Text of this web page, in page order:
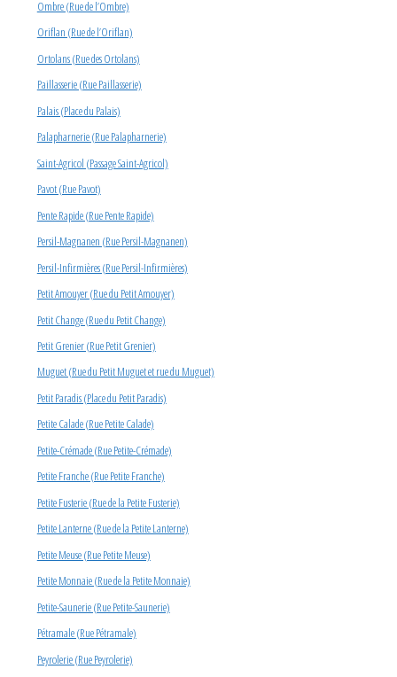
Ombre (Rue de l’Ombre)
Oriflan (Rue de l’Oriflan)
Ortolans (Rue des Ortolans)
Paillasserie (Rue Paillasserie)
Palais (Place du Palais)
Palapharnerie (Rue Palapharnerie)
Saint-Agricol (Passage Saint-Agricol)
Pavot (Rue Pavot)
Pente Rapide (Rue Pente Rapide)
Persil-Magnanen (Rue Persil-Magnanen)
Persil-Infirmières (Rue Persil-Infirmières)
Petit Amouyer (Rue du Petit Amouyer)
Petit Change (Rue du Petit Change)
Petit Grenier (Rue Petit Grenier)
Muguet (Rue du Petit Muguet et rue du Muguet)
Petit Paradis (Place du Petit Paradis)
Petite Calade (Rue Petite Calade)
Petite-Crémade (Rue Petite-Crémade)
Petite Franche (Rue Petite Franche)
Petite Fusterie (Rue de la Petite Fusterie)
Petite Lanterne (Rue de la Petite Lanterne)
Petite Meuse (Rue Petite Meuse)
Petite Monnaie (Rue de la Petite Monnaie)
Petite-Saunerie (Rue Petite-Saunerie)
Pétramale (Rue Pétramale)
Peyrolerie (Rue Peyrolerie)